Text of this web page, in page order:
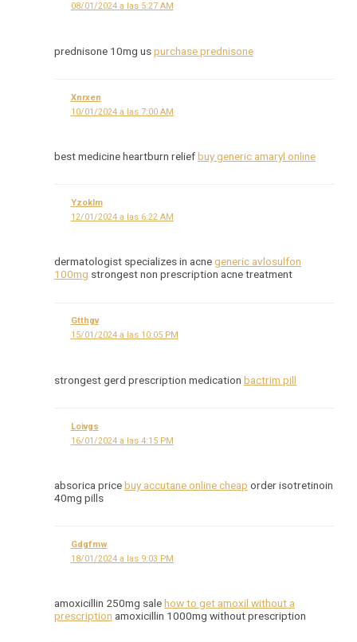
08/01/2024 a las 5:27 AM
prednisone 10mg uspurchase prednisone
Xnrxen
10/01/2024 a las 7:00 AM
best medicine heartburn reliefbuy generic amaryl online
Yzoklm
12/01/2024 a las 6:22 AM
dermatologist specializes in acnegeneric avlosulfon
100mg strongest non prescription acne treatment
Gtthgv
15/01/2024 a las 10:05 PM
strongest gerd prescription medication bactrim pill
Loivgs
16/01/2024 a las 4:15 PM
absorica pricebuy accutane online cheap order isotretinoin
40mg pills
Gdgfmw
18/01/2024 a las 9:03 PM
amoxicillin 250mg salehow to get amoxil without a
prescription amoxicillin 1000mg without prescription